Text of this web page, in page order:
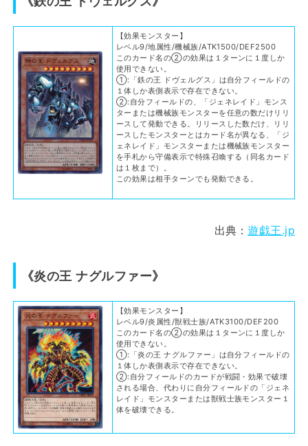
【効果モンスター】
レベル9/地属性/機械族/ATK1500/DEF2500
このカード名の②の効果は１ターンに１度しか
使用できない。
①:「鉄の王 ドヴェルグス」は自分フィールドの
１体しか表側表示で存在できない。
②:自分フィールドの、「ジェネレイド」モンス
ターまたは機械族モンスターを任意の数だけリリ
ースして発動できる。リリースした数だけ、リリ
ースしたモンスターとはカード名が異なる、「ジ
ェネレイド」モンスターまたは機械族モンスター
を手札から守備表示で特殊召喚する（同名カード
は１枚まで）。
この効果は相手ターンでも発動できる。
出典：遊戯王.jp
《炎の王 ナグルファー》
【効果モンスター】
レベル9/炎属性/獣戦士族/ATK3100/DEF200
このカード名の②の効果は１ターンに１度しか
使用できない。
①:「炎の王 ナグルファー」は自分フィールドの
１体しか表側表示で存在できない。
②:自分フィールドのカードが戦闘・効果で破壊
される場合、代わりに自分フィールドの「ジェネ
レイド」モンスターまたは獣戦士族モンスター１
体を破壊できる。